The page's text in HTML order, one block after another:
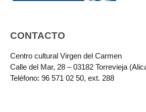
CONTACTO
Centro cultural Virgen del Carmen
Calle del Mar, 28 – 03182 Torrevieja
Teléfono: 96 571 02 50, ext. 288